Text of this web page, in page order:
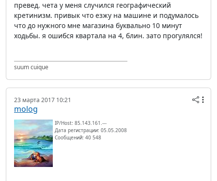
превед. чета у меня случился географический
кретинизм. привык что езжу на машине и подумалось
что до нужного мне магазина буквально 10 минут
ходьбы. я ошибся квартала на 4, блин. зато прогулялся!
suum cuique
23 марта 2017 10:21
molog
IP/Host: 85.143.161.---
Дата регистрации: 05.05.2008
Сообщений: 40 548